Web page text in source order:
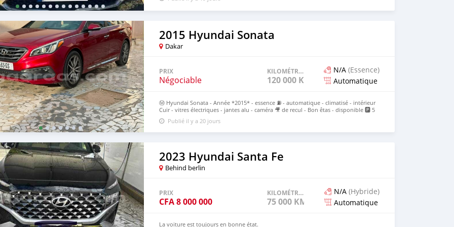
2015 Hyundai Sonata
Dakar
PRIX
Négociable
KILOMÉTRAGE
120 000 KM
N/A (Essence)
Automatique
Ⓜ️ Hyundai Sonata - Année *2015* - essence ⛽️ - automatique - climatisé - intérieur
Cuir - vitres électriques - jantes alu - caméra 🎥 de recul - Bon êtas - disponible 🅿️ 5
500.000u
Publié il y a 20 jours
2023 Hyundai Santa Fe
Behind berlin
PRIX
CFA8 000 000
KILOMÉTRAGE
75 000 KM
N/A (Hybride)
Automatique
La voiture est toujours en bonne état.